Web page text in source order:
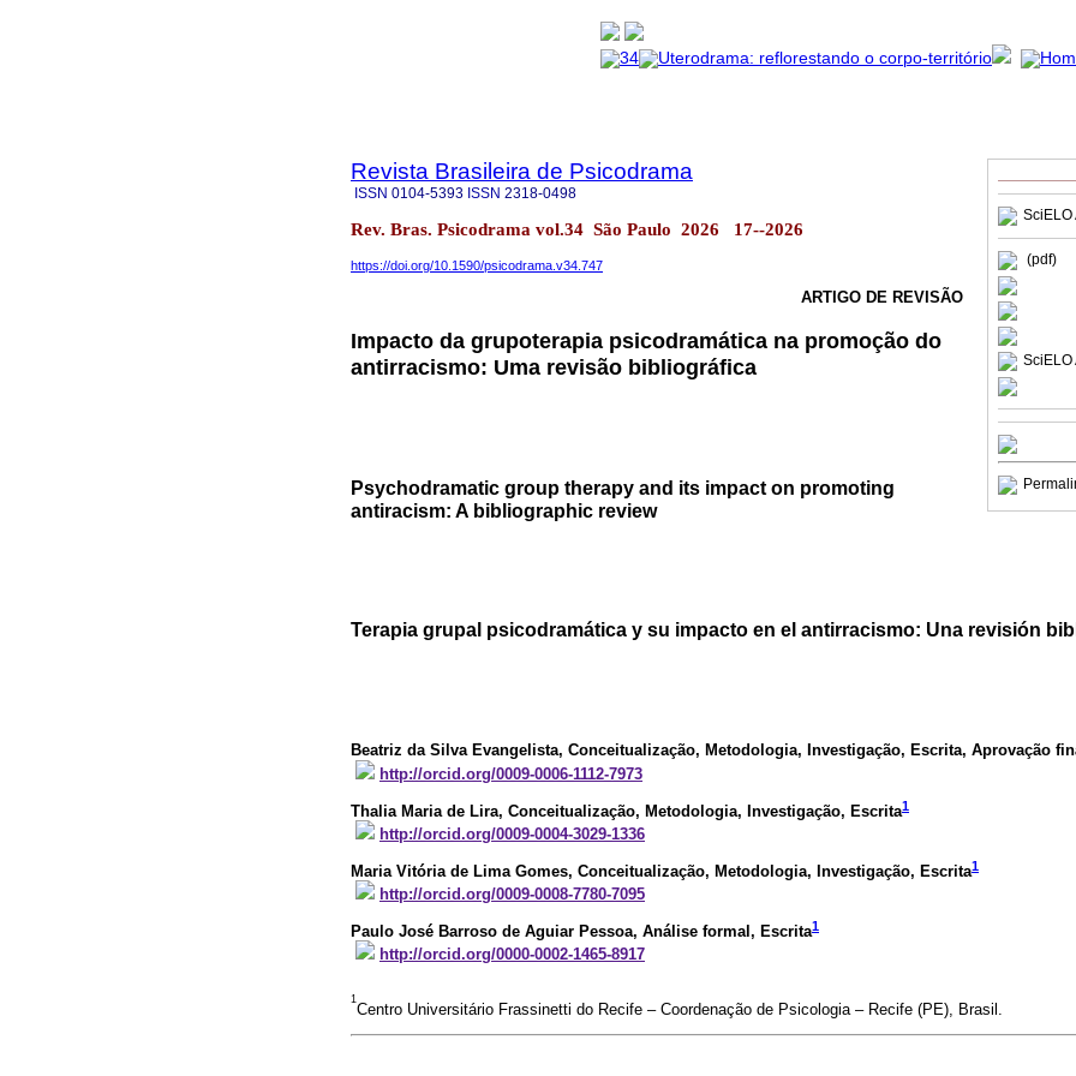
SciELO
(pdf)
SciELO
Revista Brasileira de Psicodrama
ISSN 0104-5393 ISSN 2318-0498
Rev. Bras. Psicodrama vol.34 São Paulo 2026 17--2026
https://doi.org/10.1590/psicodrama.v34.747
ARTIGO DE REVISÃO
Impacto da grupoterapia psicodramática na promoção do
antirracismo: Uma revisão bibliográfica
Psychodramatic group therapy and its impact on promoting
antiracism: A bibliographic review
Terapia grupal psicodramática y su impacto en el antirracismo: Una revisión
Beatriz da Silva Evangelista, Conceitualização, Metodologia, Investigação, Escrita, Aprovação
http://orcid.org/0009-0006-1112-7973
Thalia Maria de Lira, Conceitualização, Metodologia, Investigação, Escrita1
http://orcid.org/0009-0004-3029-1336
Maria Vitória de Lima Gomes, Conceitualização, Metodologia, Investigação, Escrita1
http://orcid.org/0009-0008-7780-7095
Paulo José Barroso de Aguiar Pessoa, Análise formal, Escrita1
http://orcid.org/0000-0002-1465-8917
1
Centro Universitário Frassinetti do Recife – Coordenação de Psicologia – Recife (PE), Brasil.